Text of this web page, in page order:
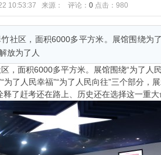
10:53:37 来源： 评论： 0 点击： 980
社区，面积6000多平方米。展馆围绕为
放为了人
，面积6000多平方米。展馆围绕“为了人
为了人民幸福”“为了人民向往”三个部分，
了赶考还在路上、历史还在选择这一重大